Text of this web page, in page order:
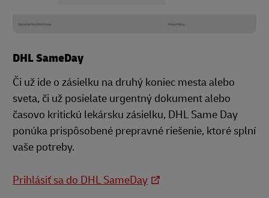
DHL SameDay
Či už ide o zásielku na druhý koniec mesta alebo
sveta, či už posielate urgentný dokument alebo
časovo kritickú lekársku zásielku, DHL Same Day
ponúka prispôsobené prepravné riešenie, ktoré splní
vaše potreby.
Prihlásiť sa do DHL SameDay